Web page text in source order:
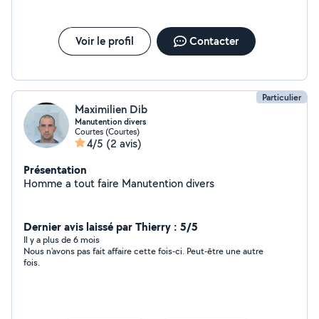
Voir le profil Contacter
Particulier
Maximilien Dib
Manutention divers
Courtes (Courtes)
4/5 (2 avis)
Présentation
Homme a tout faire Manutention divers
Dernier avis laissé par Thierry : 5/5
Il y a plus de 6 mois
Nous n'avons pas fait affaire cette fois-ci. Peut-être une autre
fois.